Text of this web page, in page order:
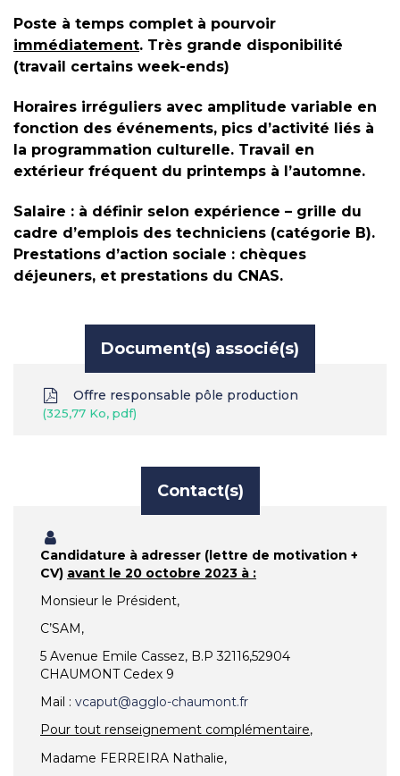
Poste à temps complet à pourvoir
immédiatement. Très grande disponibilité
(travail certains week-ends)
Horaires irréguliers avec amplitude variable en
fonction des événements, pics d’activité liés à
la programmation culturelle. Travail en
extérieur fréquent du printemps à l’automne.
Salaire : à définir selon expérience – grille du
cadre d’emplois des techniciens (catégorie B).
Prestations d’action sociale : chèques
déjeuners, et prestations du CNAS.
Document(s) associé(s)
Offre responsable pôle production
325,77 Ko, pdf
Contact(s)
Candidature à adresser (lettre de motivation +
CV) avant le 20 octobre 2023 à :
Monsieur le Président,
C’SAM,
5 Avenue Emile Cassez, B.P 32116,52904
CHAUMONT Cedex 9
Mail : vcaput@agglo-chaumont.fr
Pour tout renseignement complémentaire,
Madame FERREIRA Nathalie,